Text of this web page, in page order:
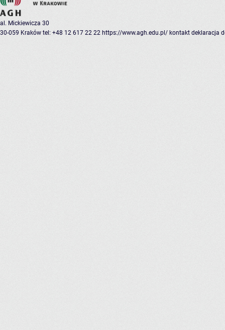
al. Mickiewicza 30
30-059 Kraków tel: +48 12 617 22 22 https://www.agh.edu.pl/ kontakt deklaracja